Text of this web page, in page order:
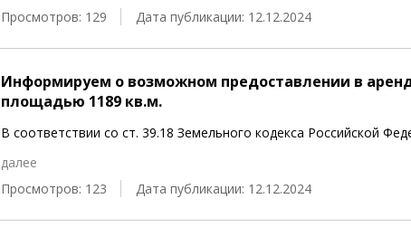
Просмотров: 129
Дата публикации: 12.12.2024
Информируем о возможном предоставлении в
площадью 1189 кв.м.
В соответствии со ст. 39.18 Земельного кодекса Российской
далее
Просмотров: 123
Дата публикации: 12.12.2024